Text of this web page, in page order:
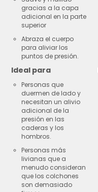
gracias a la capa
adicional en la parte
superior
Abraza el cuerpo
para aliviar los
puntos de presión.
Ideal para
Personas que
duermen de lado y
necesitan un alivio
adicional de la
presión en las
caderas y los
hombros.
Personas más
livianas que a
menudo consideran
que los colchones
son demasiado